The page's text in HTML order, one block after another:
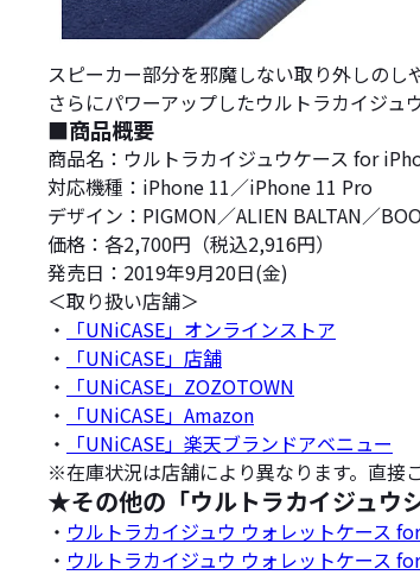
スピーカー部分を邪魔しない取り外しのし
さらにパワーアップしたウルトラカイジ
■商品概要
商品名：ウルトラカイジュウケース for
対応機種：iPhone 11／iPhone 11 Pro
デザイン：PIGMON／ALIEN BALTAN／
価格：各2,700円（税込2,916円）
発売日：2019年9月20日(金)
＜取り扱い店舗＞
・
「UNiCASE」オンラインストア
・
「UNiCASE」店舗
・
「UNiCASE」ZOZOTOWN
・
「UNiCASE」Amazon
・
「UNiCASE」楽天ブランドアベニュー
※在庫状況は店舗により異なります。直接
★その他の「ウルトラカイジュウ
・ ウルトラカイジュウ ウォレットケース
・ ウルトラカイジュウ ウォレットケース